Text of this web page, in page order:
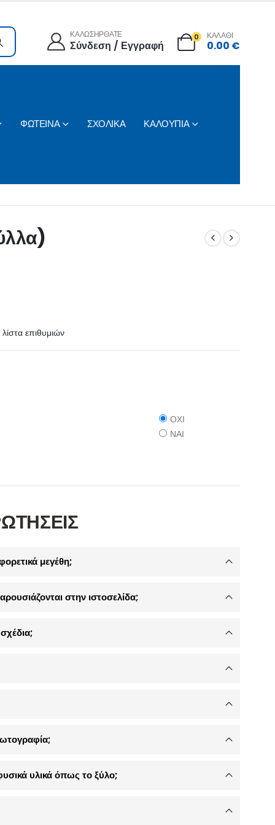
ΚΑΛΩΣΗΡΘΑΤΕ
Σύνδεση / Εγγραφή
0 ΚΑΛΑΘΙ
0.00 €
ΦΩΤΕΙΝΑ ΣΧΟΛΙΚΑ ΚΑΛΟΥΠΙΑ
επιθυμιών
ΟΧΙ
ΝΑΙ
μεγέθη;
στην ιστοσελίδα;
υλικά όπως το ξύλο;